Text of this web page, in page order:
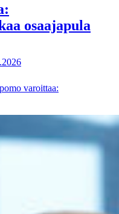
osaajapula
varoittaa: